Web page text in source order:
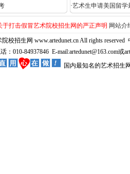
·艺术生申请美国留学
于打击假冒艺术院校招生网的严正声明 网站介
校招生网 www.artedunet.cn All rights reserved
：010-84937846 E-mail:artedunet@163.com或
国内最知名的艺术招生